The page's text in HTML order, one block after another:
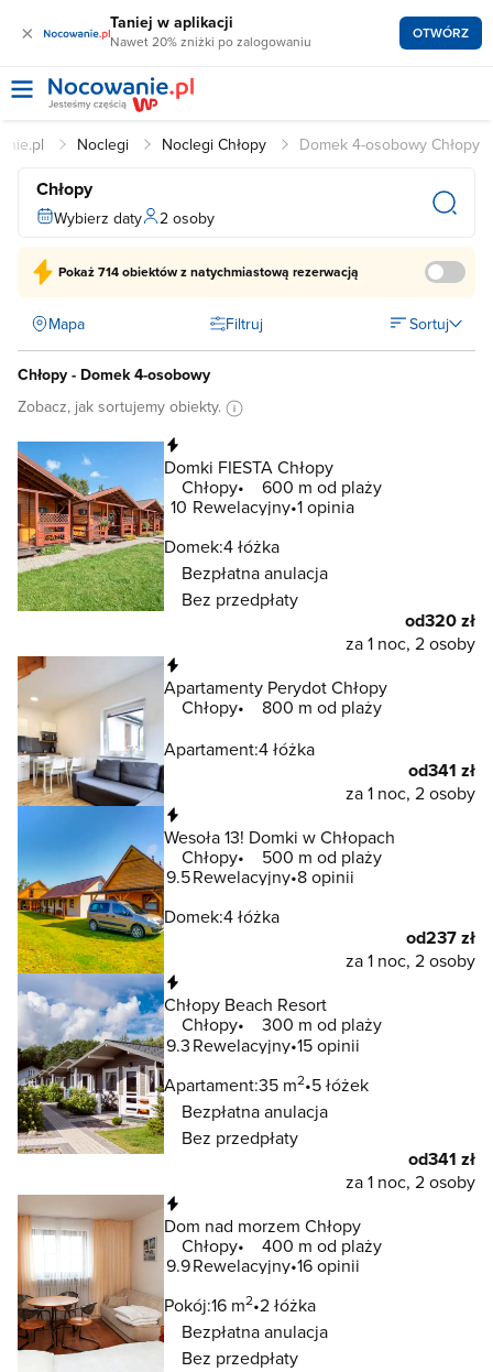
× Taniej w aplikacji
Nawet 20% zniżki po zalogowaniu OTWÓRZ
Noclegi Noclegi Chłopy Domek 4-osobowy Chłopy
Chłopy
Wybierz daty 2 osoby
Pokaż714 obiektówz natychmiastową rezerwacją
Mapa Filtruj Sortuj
Chłopy - Domek 4-osobowy
Zobacz, jak sortujemy obiekty.
Domki FIESTA Chłopy
Chłopy
600 m od plaży
10 Rewelacyjny 1 opinia
Domek:4 łóżka
Bezpłatna anulacja
Bez przedpłaty
od320 zł
za 1 noc, 2 osoby
Apartamenty Perydot Chłopy
Chłopy
800 m od plaży
Apartament:4 łóżka
od341 zł
za 1 noc, 2 osoby
Wesoła 13! Domki w Chłopach
Chłopy
500 m od plaży
9.5Rewelacyjny 8 opinii
Domek:4 łóżka
od237 zł
za 1 noc, 2 osoby
Chłopy Beach Resort
Chłopy
300 m od plaży
9.3Rewelacyjny 15 opinii
Apartament:35 m2 5 łóżek
Bezpłatna anulacja
Bez przedpłaty
od341 zł
za 1 noc, 2 osoby
Dom nad morzem Chłopy
Chłopy
400 m od plaży
9.9Rewelacyjny 16 opinii
Pokój:16 m2 2 łóżka
Bezpłatna anulacja
Bez przedpłaty